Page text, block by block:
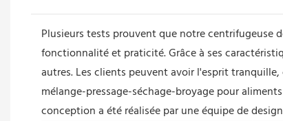
Plusieurs tests prouvent que notre centrifugeuse
fonctionnalité et praticité. Grâce à ses
autres. Les clients peuvent avoir l'esprit
mélange-pressage-séchage-broyage pour
conception a été réalisée par une équipe de